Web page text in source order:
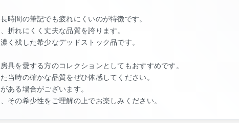
時間の筆記でも疲れにくいのが特徴です。
折れにくく丈夫な品質を誇ります。
く残した希少なデッドストック品です。
具を愛する方のコレクションとしてもおすすめです。
当時の確かな品質をぜひ体感してください。
ある場合がございます。
その希少性をご理解の上でお楽しみください。